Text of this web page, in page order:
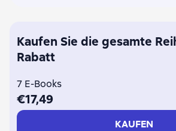
Kaufen Sie die gesamte
Rabatt
7 E-Books
€17,49
KAUFEN